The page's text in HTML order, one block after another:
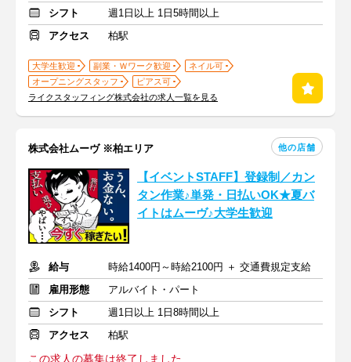
シフト
週1日以上 1日5時間以上
アクセス
柏駅
大学生歓迎 副業・Ｗワーク歓迎
ネイル可
オープニングスタッフ
ピアス可
ライクスタッフィング株式会社の求人一覧を見る
株式会社ムーヴ ※柏エリア 他の店舗
【イベントSTAFF】登録制／カン
タン作業♪単発・日払いOK★夏バ
イトはムーヴ♪大学生歓迎
給与
時給1400円～時給2100円 ＋ 交通費規定支給
雇用形態
アルバイト・パート
シフト
週1日以上 1日8時間以上
アクセス
柏駅
この求人の募集は終了しました